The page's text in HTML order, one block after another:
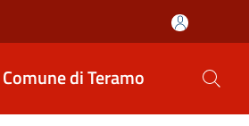
Comune di Teramo